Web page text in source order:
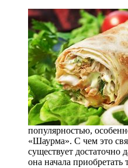
популярностью,
«Шаурма». С чем это
существует достаточно
она начала приобретать